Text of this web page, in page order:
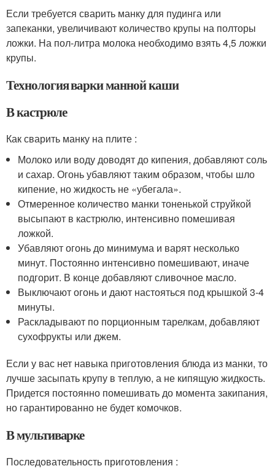
Если требуется сварить манку для пудинга или
запеканки, увеличивают количество крупы на полторы
ложки. На пол-литра молока необходимо взять 4,5 ложки
крупы.
Технология варки манной каши
В кастрюле
Как сварить манку на плите :
Молоко или воду доводят до кипения, добавляют соль
и сахар. Огонь убавляют таким образом, чтобы шло
кипение, но жидкость не «убегала».
Отмеренное количество манки тоненькой струйкой
высыпают в кастрюлю, интенсивно помешивая
ложкой.
Убавляют огонь до минимума и варят несколько
минут. Постоянно интенсивно помешивают, иначе
подгорит. В конце добавляют сливочное масло.
Выключают огонь и дают настояться под крышкой 3-4
минуты.
Раскладывают по порционным тарелкам, добавляют
сухофрукты или джем.
Если у вас нет навыка приготовления блюда из манки, то
лучше засыпать крупу в теплую, а не кипящую жидкость.
Придется постоянно помешивать до момента закипания,
но гарантированно не будет комочков.
В мультиварке
Последовательность приготовления :